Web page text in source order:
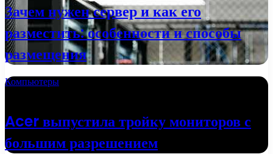
Зачем нужен сервер и как его
разместить: особенности и способы
размещения
Компьютеры
Acer выпустила тройку мониторов с
большим разрешением